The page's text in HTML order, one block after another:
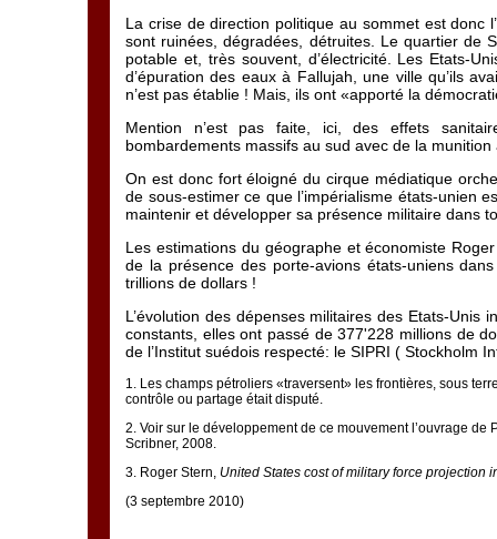
La crise de direction politique au sommet est donc
sont ruinées, dégradées, détruites. Le quartier de
potable et, très souvent, d’électricité. Les Etats-
d’épuration des eaux à Fallujah, une ville qu’ils
n’est pas établie ! Mais, ils ont «apporté la
Mention n’est pas faite, ici, des effets
bombardements massifs au sud avec de la munition
On est donc fort éloigné du cirque médiatique
de sous-estimer ce que l’impérialisme états-unien
maintenir et développer sa présence militaire dans
Les estimations du géographe et économiste
de la présence des porte-avions états-uniens
trillions de dollars !
L’évolution des dépenses militaires des Etats-Unis
constants, elles ont passé de 377'228 millions de
de l’Institut suédois respecté: le SIPRI ( Stockholm
1. Les champs pétroliers «traversent» les frontières, sous
contrôle ou partage était disputé.
2. Voir sur le développement de ce mouvement l’ouvrage de
Scribner, 2008.
3. Roger Stern, United States cost of military force projection
(3 septembre 2010)